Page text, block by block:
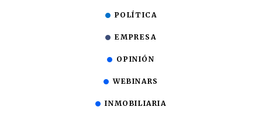
POLÍTICA
EMPRESA
OPINIÓN
WEBINARS
INMOBILIARIA